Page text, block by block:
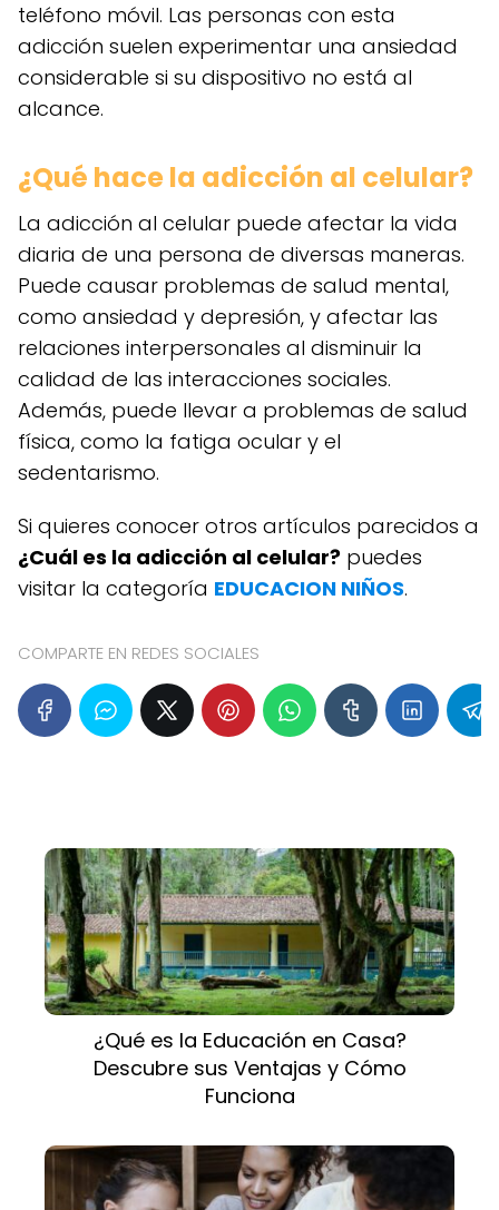
teléfono móvil. Las personas con esta
adicción suelen experimentar una ansiedad
considerable si su dispositivo no está al
alcance.
¿Qué hace la adicción al celular?
La adicción al celular puede afectar la vida
diaria de una persona de diversas maneras.
Puede causar problemas de salud mental,
como ansiedad y depresión, y afectar las
relaciones interpersonales al disminuir la
calidad de las interacciones sociales.
Además, puede llevar a problemas de salud
física, como la fatiga ocular y el
sedentarismo.
Si quieres conocer otros artículos parecidos a
¿Cuál es la adicción al celular? puedes
visitar la categoría EDUCACION NIÑOS.
COMPARTE EN REDES SOCIALES
¿Qué es la Educación en Casa?
Descubre sus Ventajas y Cómo
Funciona